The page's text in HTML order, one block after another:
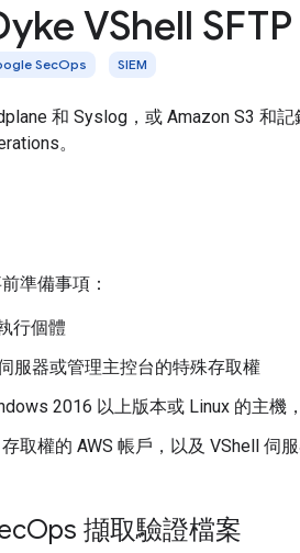
VShell
SecOps SIEM
和 Syslog，或 Amazon S3 和
。
準備事項：
行個體
服器或管理主控台的特殊存取權
2016 以上版本或 Linux 的主機
存取權的 AWS 帳戶，以及 VShell 伺
Ops 擷取驗證檔案